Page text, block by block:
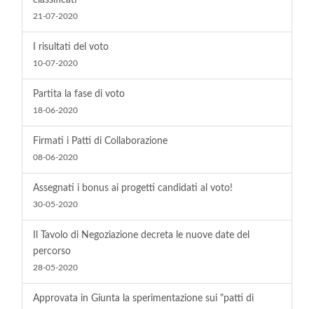
21-07-2020
I risultati del voto
10-07-2020
Partita la fase di voto
18-06-2020
Firmati i Patti di Collaborazione
08-06-2020
Assegnati i bonus ai progetti candidati al voto!
30-05-2020
Il Tavolo di Negoziazione decreta le nuove date del
percorso
28-05-2020
Approvata in Giunta la sperimentazione sui "patti di